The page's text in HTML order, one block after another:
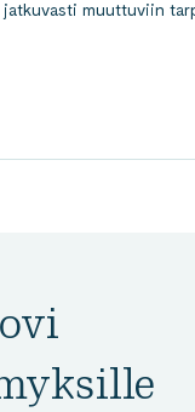
muuttuviin